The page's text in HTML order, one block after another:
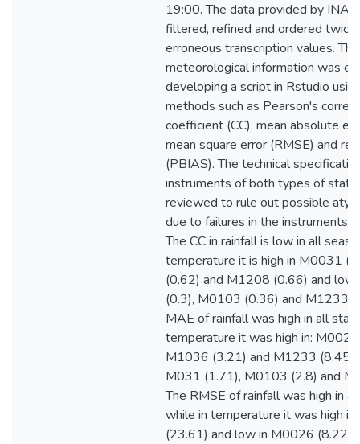
19:00. The data provided by
filtered, refined and ordered
erroneous transcription values. This
meteorological information was
developing a script in Rstudio
methods such as Pearson's
coefficient (CC), mean absolute
mean square error (RMSE) and
(PBIAS). The technical
instruments of both types of
reviewed to rule out possible
due to failures in the instruments
The CC in rainfall is low in all
temperature it is high in M0031
(0.62) and M1208 (0.66) and
(0.3), M0103 (0.36) and M1233
MAE of rainfall was high in all
temperature it was high in:
M1036 (3.21) and M1233 (8.45)
M031 (1.71), M0103 (2.8) and
The RMSE of rainfall was high in
while in temperature it was high
(23.61) and low in M0026